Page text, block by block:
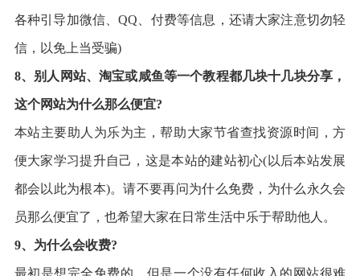
各种引导加微信、QQ、付费等信息，还请大家注意切勿轻
信，以免上当受骗)
8、别人网站、淘宝或咸鱼等一个教程都几块十几块分享，
这个网站为什么那么便宜?
本站主要助人为乐为主，帮助大家节省查找资源时间，方
便大家学习提升自己，这是本站的建站初心(以后本站发展
都会以此为根本)。请不要再问为什么免费，为什么永久会
员那么便宜了，也希望大家在日常生活中乐于帮助他人。
9、为什么会收费?